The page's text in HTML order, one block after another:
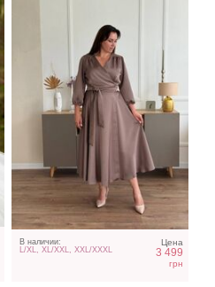
В наличии:
L/XL, XL/XXL, XXL/XXXL
Цена
3 499
грн
Белое коктейльное
платье миди